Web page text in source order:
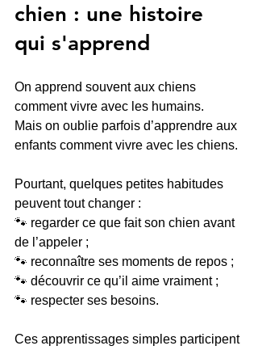
chien : une histoire
qui s'apprend
On apprend souvent aux chiens
comment vivre avec les humains.
Mais on oublie parfois d’apprendre aux
enfants comment vivre avec les chiens.
Pourtant, quelques petites habitudes
peuvent tout changer :
🐾 regarder ce que fait son chien avant
de l’appeler ;
🐾 reconnaître ses moments de repos ;
🐾 découvrir ce qu’il aime vraiment ;
🐾 respecter ses besoins.
Ces apprentissages simples participent